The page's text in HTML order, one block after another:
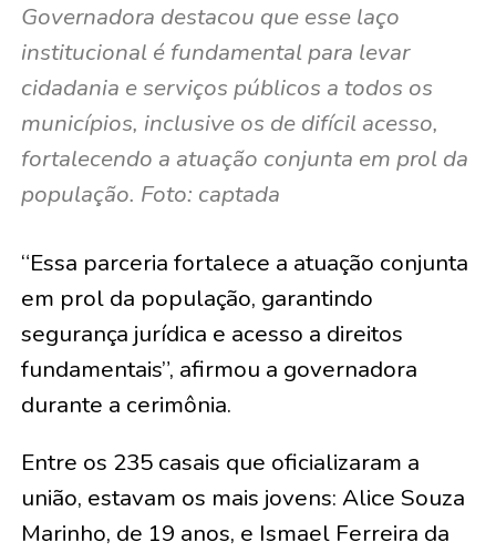
Governadora destacou que esse laço
institucional é fundamental para levar
cidadania e serviços públicos a todos os
municípios, inclusive os de difícil acesso,
fortalecendo a atuação conjunta em prol da
população. Foto: captada
“Essa parceria fortalece a atuação conjunta
em prol da população, garantindo
segurança jurídica e acesso a direitos
fundamentais”, afirmou a governadora
durante a cerimônia.
Entre os 235 casais que oficializaram a
união, estavam os mais jovens: Alice Souza
Marinho, de 19 anos, e Ismael Ferreira da